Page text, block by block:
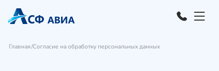
Главная Согласие на обработку персональных данных